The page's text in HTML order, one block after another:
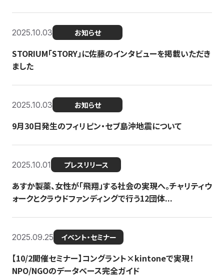
2025.10.03 お知らせ
STORIUM「STORY」に佐藤のインタビューを掲載いただき
ました
2025.10.03 お知らせ
9月30日発生のフィリピン・セブ島沖地震について
2025.10.01 プレスリリース
あすか製薬、女性が「飛翔」する社会の実現へ。チャリティウ
ォークとクラウドファンディングで行う12団体...
2025.09.25 イベント・セミナー
【10/2開催セミナー】コングラント×kintoneで実現！
NPO/NGOのデータベース完全ガイド